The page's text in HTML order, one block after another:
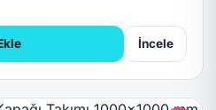
İncele